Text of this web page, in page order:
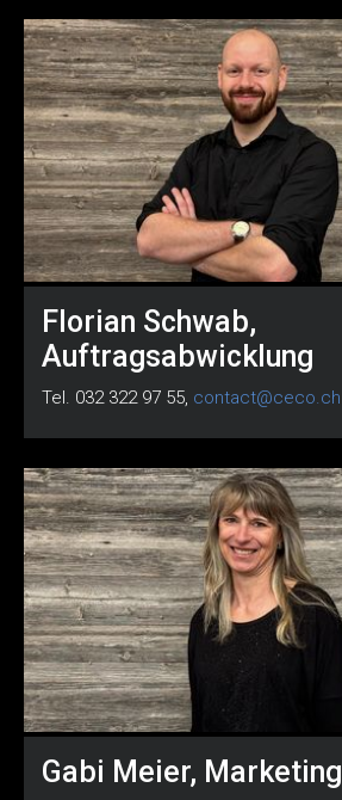
Florian Schwab,
Auftragsabwicklung
Tel. 032 322 97 55, contact@ceco.ch
Gabi Meier, Marketing